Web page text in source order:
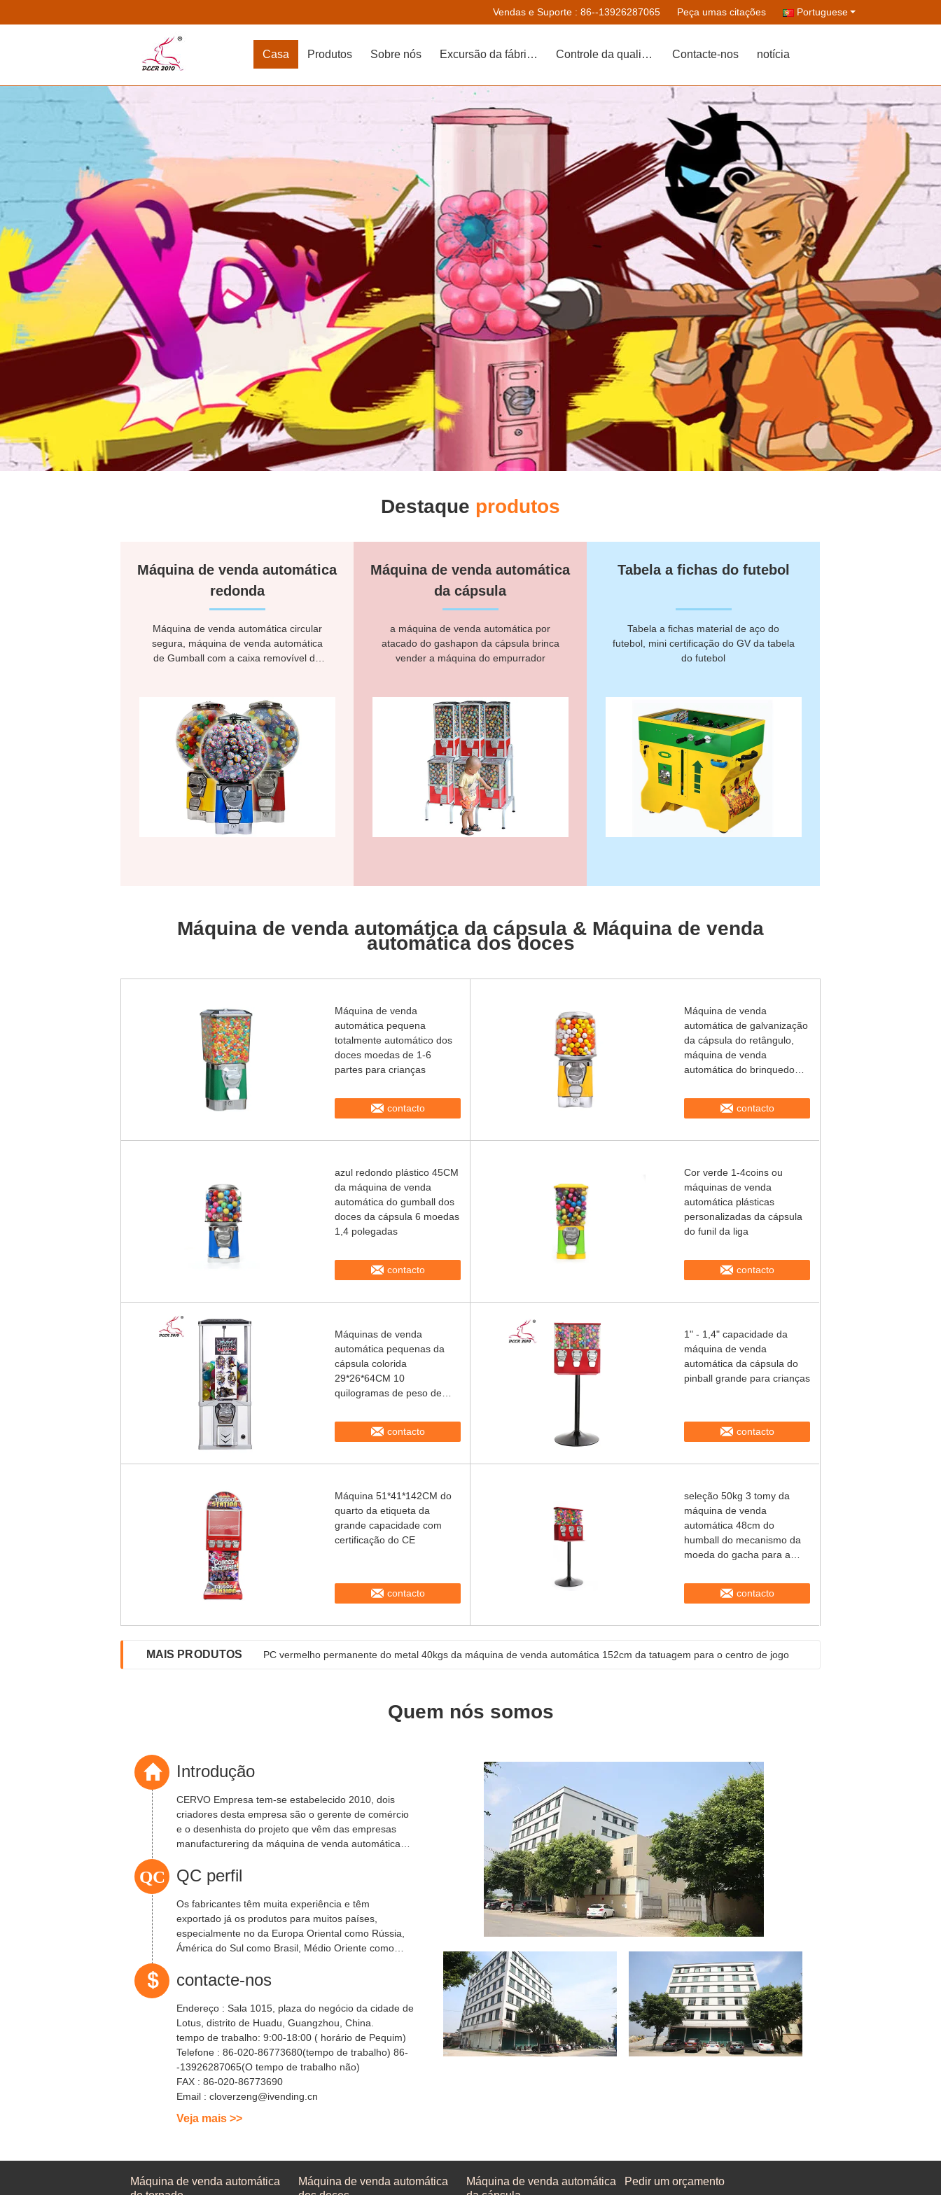
Vendas e Suporte : 86--13926287065 Peça umas citações Portuguese
Casa Produtos Sobre nós Excursão da fábrica Controle da qualidade Contacte-nos notícia
Destaque produtos
Máquina de venda automática
redonda
Máquina de venda automática circular
segura, máquina de venda automática
de Gumball com a caixa removível do
Máquina de venda automática
da cápsula
a máquina de venda automática por
atacado do gashapon da cápsula brinca
vender a máquina do empurrador
Tabela a fichas do futebol
Tabela a fichas material de aço do
futebol, mini certificação do GV da tabela
do futebol
Máquina de venda automática da cápsula & Máquina de venda
automática dos doces
Máquina de venda
automática pequena
totalmente automático dos
doces moedas de 1-6
partes para crianças
contacto
Máquina de venda
automática de galvanização
da cápsula do retângulo,
máquina de venda
automática do brinquedo
contacto
azul redondo plástico 45CM
da máquina de venda
automática do gumball dos
doces da cápsula 6 moedas
1,4 polegadas
contacto
Cor verde 1-4coins ou
máquinas de venda
automática plásticas
personalizadas da cápsula
do funil da liga
contacto
Máquinas de venda
automática pequenas da
cápsula colorida
29*26*64CM 10
quilogramas de peso de
contacto
1" - 1,4" capacidade da
máquina de venda
automática da cápsula do
pinball grande para crianças
contacto
Máquina 51*41*142CM do
quarto da etiqueta da
grande capacidade com
certificação do CE
contacto
seleção 50kg 3 tomy da
máquina de venda
automática 48cm do
humball do mecanismo da
moeda do gacha para a
contacto
MAIS PRODUTOS PC vermelho permanente do metal 40kgs da máquina de venda automática 152cm da tatuagem para o centro de jogo
Quem nós somos
Introdução
CERVO Empresa tem-se estabelecido 2010, dois
criadores desta empresa são o gerente de comércio
e o desenhista do projeto que vêm das empresas
manufacturering da máquina de venda automática
QC QC perfil
Os fabricantes têm muita experiência e têm
exportado já os produtos para muitos países,
especialmente no da Europa Oriental como Rússia,
Ámérica do Sul como Brasil, Médio Oriente como
contacte-nos
Endereço : Sala 1015, plaza do negócio da cidade de
Lotus, distrito de Huadu, Guangzhou, China.
tempo de trabalho:
9:00-18:00 ( horário de Pequim)
Telefone : 86-020-86773680(tempo de trabalho) 86-
-13926287065(O tempo de trabalho não)
FAX : 86-020-86773690
Email : cloverzeng@ivending.cn
Veja mais >>
Máquina de venda automática
Máquina de venda automática
Máquina de venda automática
Pedir um orçamento